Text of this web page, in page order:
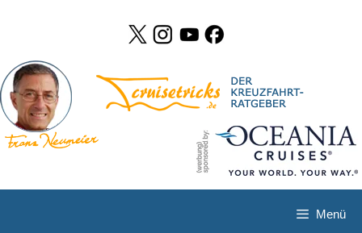
springen
Menü